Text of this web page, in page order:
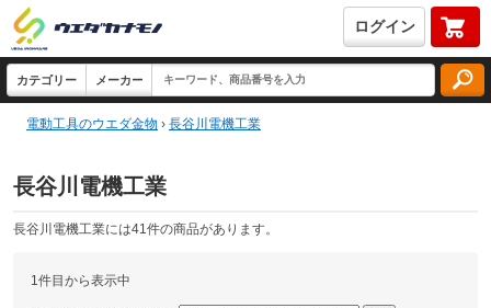
ログイン
電動工具のウエダ金物 › 長谷川電機工業
長谷川電機工業
長谷川電機工業には41件の商品があります。
1件目から表示中